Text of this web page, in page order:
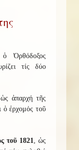
Ὀρθόδοξος
τίς δύο
ἀπαρχή τῆς
ὁ ἐρχομός τοῦ
τοῦ 1821, ὡς